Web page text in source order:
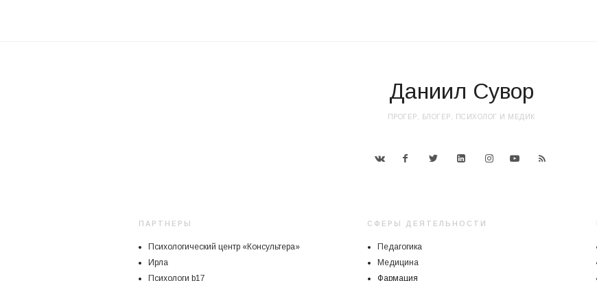
Даниил Сувор
ПРОГЕР, БЛОГЕР, ПСИХОЛОГ И МЕДИК
ПАРТНЕРЫ
Психологический центр «Консультера»
Ирла
Психологи b17
СФЕРЫ ДЕЯТЕЛЬНОСТИ
Педагогика
Медицина
Фармация